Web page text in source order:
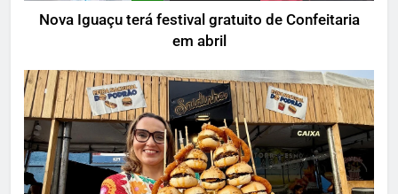
Nova Iguaçu terá festival gratuito de Confeitaria
em abril